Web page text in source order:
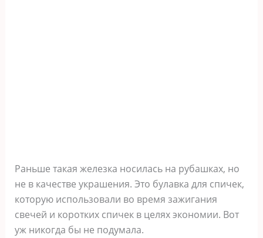
Раньше такая железка носилась на рубашках, но
не в качестве украшения. Это булавка для спичек,
которую использовали во время зажигания
свечей и коротких спичек в целях экономии. Вот
уж никогда бы не подумала.